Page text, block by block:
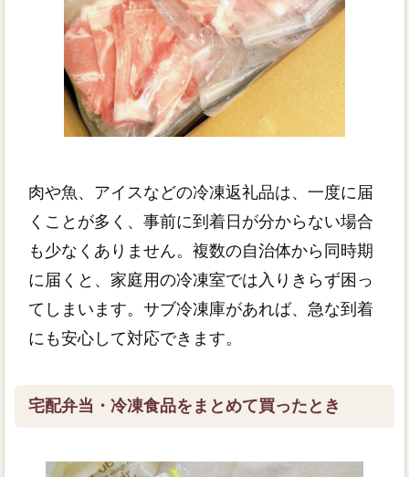
肉や魚、アイスなどの冷凍返礼品は、一度に届
くことが多く、事前に到着日が分からない場合
も少なくありません。複数の自治体から同時期
に届くと、家庭用の冷凍室では入りきらず困っ
てしまいます。サブ冷凍庫があれば、急な到着
にも安心して対応できます。
宅配弁当・冷凍食品をまとめて買ったとき